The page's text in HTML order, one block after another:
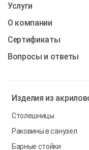
Услуги
О компании
Cертификаты
Вопросы и ответы
Изделия из
Столешницы
Раковины в санузел
Барные стойки